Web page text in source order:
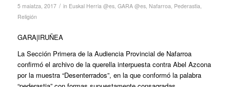
5 maiatza, 2017 / in Euskal Herria @es, GARA @es, Nafarroa, Pederastia,
Religión
GARA|IRUÑEA
La Sección Primera de la Audiencia Provincial de Nafarroa
confirmó el archivo de la querella interpuesta contra Abel Azcona
por la muestra “Desenterrados”, en la que conformó la palabra